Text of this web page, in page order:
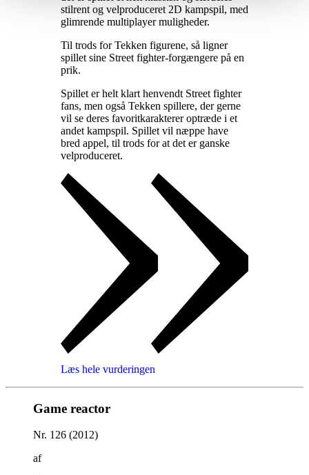
stilrent og velproduceret 2D kampspil, med
glimrende multiplayer muligheder.
Til trods for Tekken figurene, så ligner
spillet sine Street fighter-forgængere på en
prik.
Spillet er helt klart henvendt Street fighter
fans, men også Tekken spillere, der gerne
vil se deres favoritkarakterer optræde i et
andet kampspil. Spillet vil næppe have
bred appel, til trods for at det er ganske
velproduceret.
Læs hele vurderingen
Game reactor
Nr. 126 (2012)
af